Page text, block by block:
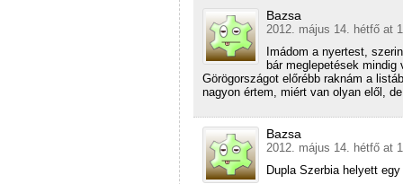
Bazsa
2012. május 14. hétfő at
Imádom a nyertest,
bár meglepetések
Görögországot előrébb raknám a
nagyon értem, miért van olyan elől,
Bazsa
2012. május 14. hétfő at
Dupla Szerbia helyett